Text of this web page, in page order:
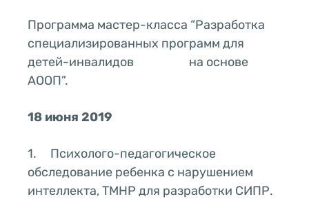
Программа мастер-класса “Разработка
специализированных программ для
детей-инвалидов на основе
АООП”.
18 июня 2019
1. Психолого-педагогическое
обследование ребенка с нарушением
интеллекта, ТМНР для разработки СИПР.